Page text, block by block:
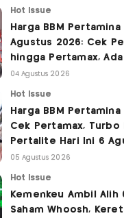
Hot Issue
Harga BBM
Agustus 2026: Cek
hingga Pertamax,
04 Agustus 2026
Hot Issue
Harga BBM
Cek Pertamax, Turbo
Pertalite Hari Ini 6
05 Agustus 2026
Hot Issue
Kemenkeu Ambil Alih
Saham Whoosh,